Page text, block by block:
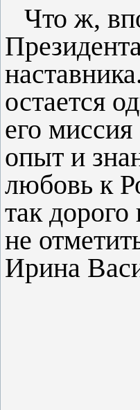
Что ж,
остается
его
опыт и
любовь к
так
не
Ирина